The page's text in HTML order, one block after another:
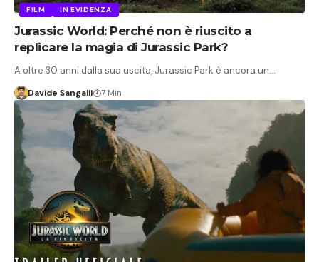
FILM IN EVIDENZA
Jurassic World: Perché non è riuscito a
replicare la magia di Jurassic Park?
A oltre 30 anni dalla sua uscita, Jurassic Park è ancora un…
Davide Sangalli 7 Min